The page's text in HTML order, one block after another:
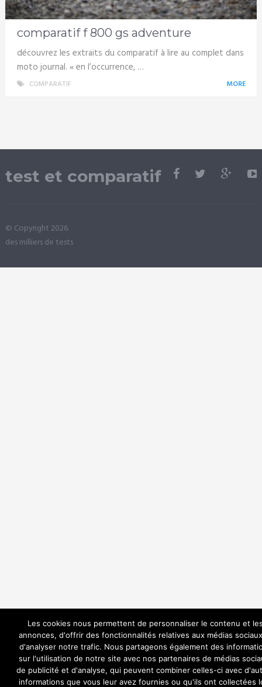
comparatif f 800 gs adventure
découvrez les extraits du comparatif à lire au complet dans
moto journal. « en l’occurrence, …
COMPARATIF MORE
test et comparatif
© Copyright 2026.
des milliers de tests
Les cookies nous permettent de personnaliser le contenu et
annonces, d'offrir des fonctionnalités relatives aux médias
d'analyser notre trafic. Nous partageons également des
sur l'utilisation de notre site avec nos partenaires de médias
de publicité et d'analyse, qui peuvent combiner celles-ci avec
informations que vous leur avez fournies ou qu'ils ont collectées